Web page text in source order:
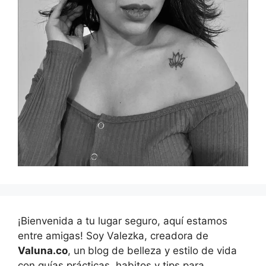
¡Bienvenida a tu lugar seguro, aquí estamos
entre amigas! Soy Valezka, creadora de
Valuna.co, un blog de belleza y estilo de vida